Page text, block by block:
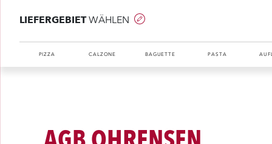
LIEFERGEBIETWÄHLEN
PIZZA CALZONE BAGUETTE PASTA